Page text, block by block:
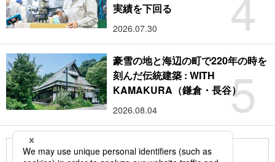
実績を下回る
2026.07.30
5
豪雪の地と海辺の町で220年の時を
刻んだ伝統建築 : WITH
KAMAKURA（鎌倉・長谷）
2026.08.04
もっと見る